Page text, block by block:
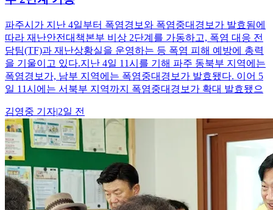
파주시가 지난 4일부터 폭염경보와 폭염중대경보가 발효됨에
따라 재난안전대책본부 비상 2단계를 가동하고, 폭염 대응 전
담팀(TF)과 재난상황실을 운영하는 등 폭염 피해 예방에 총력
을 기울이고 있다.지난 4일 11시를 기해 파주 동북부 지역에는
폭염경보가, 남부 지역에는 폭염중대경보가 발효됐다. 이어 5
일 11시에는 서북부 지역까지 폭염중대경보가 확대 발효됐으
김영중 기자|2일 전